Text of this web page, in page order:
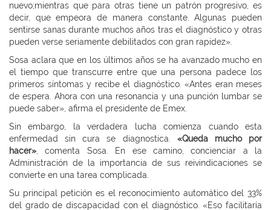
nuevo;mientras que para otras tiene un patrón progresivo, es
decir, que empeora de manera constante. Algunas pueden
sentirse sanas durante muchos años tras el diagnóstico y otras
pueden verse seriamente debilitados con gran rapidez».
Sosa aclara que en los últimos años se ha avanzado mucho en
el tiempo que transcurre entre que una persona padece los
primeros síntomas y recibe el diagnóstico. «Antes eran meses
de espera. Ahora con una resonancia y una punción lumbar se
puede saber», afirma el presidente de Emex.
Sin embargo, la verdadera lucha comienza cuando esta
enfermedad sin cura se diagnostica. «Queda mucho por
hacer» , comenta Sosa. En ese camino, concienciar a la
Administración de la importancia de sus reivindicaciones se
convierte en una tarea complicada.
Su principal petición es el reconocimiento automático del 33%
del grado de discapacidad con el diagnóstico. «Eso facilitaría